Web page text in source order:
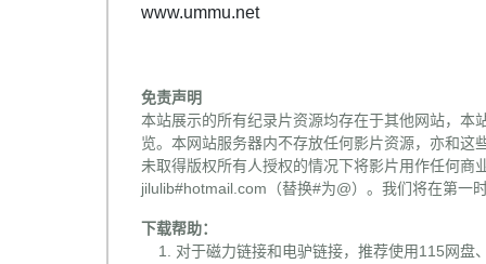
www.ummu.net
免责声明
本站展示的所有纪录片资源均存在于其他网站，本
览。本网站服务器内不存放任何影片资源，亦和
未取得版权所有人授权的情况下将影片用作任何
jilulib#hotmail.com（替换#为@）。我们将在第一
下载帮助：
对于磁力链接和电驴链接，推荐使用115网盘